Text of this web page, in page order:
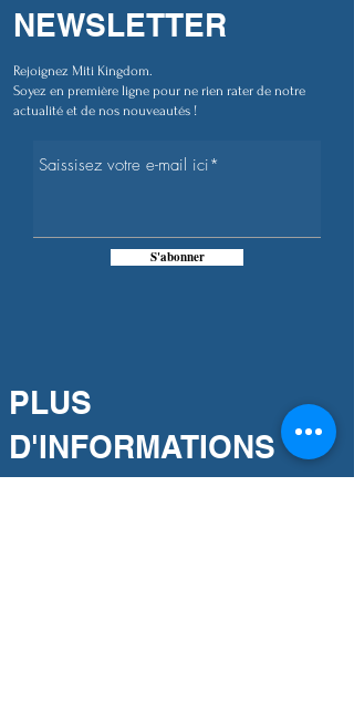
NEWSLETTER
Rejoignez Miti Kingdom.
Soyez en première ligne pour ne rien rater de notre
actualité et de nos nouveautés !
S'abonner
PLUS
D'INFORMATIONS